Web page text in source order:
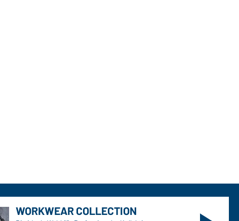
WORKWEAR COLLECTION